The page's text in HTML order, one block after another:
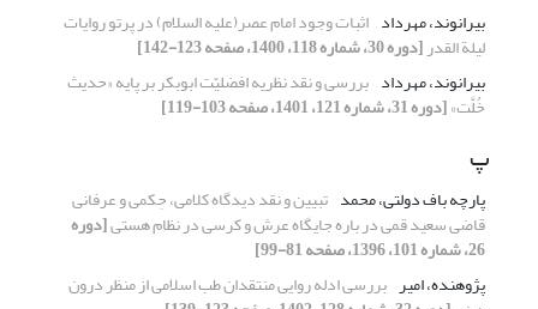
بیرانوند، مهرداد اثبات وجود امام عصر(علیه السلام) در پرتو روایات
لیلة القدر[دوره 30، شماره 118، 1400، صفحه 123-142]
بیرانوند، مهرداد بررسی و نقد نظریه افضلیّت ابوبکر بر پایه «حدیث
خُلَّت»[دوره 31، شماره 121، 1401، صفحه 103-119]
پ
پارچه باف دولتی، محمد تبیین و نقد دیدگاه کلامی، حِکمی و عرفانی
قاضی سعید قمی در باره جایگاه عرش و کرسی در نظام هستی[دوره
26، شماره 101، 1396، صفحه 81-99]
پژوهنده، امیر بررسی ادله روایی منتقدان طب اسلامی از منظر درون